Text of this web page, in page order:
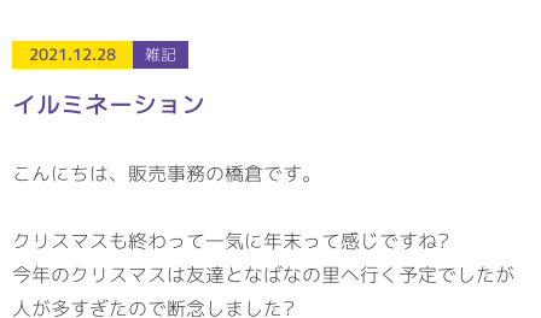
2021.12.28 雑記
イルミネーション
こんにちは、販売事務の橋倉です。
クリスマスも終わって一気に年末って感じですね?
今年のクリスマスは友達となばなの里へ行く予定でしたが
人が多すぎたので断念しました?